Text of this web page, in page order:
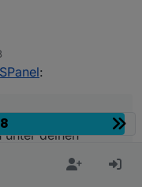
:
unter deinen